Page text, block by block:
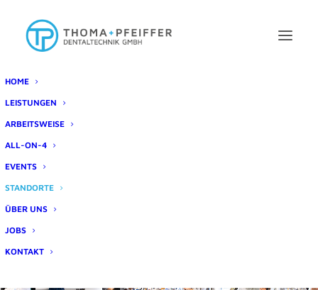
HOME
LEISTUNGEN
ARBEITSWEISE
ALL-ON-4
EVENTS
STANDORTE
ÜBER UNS
JOBS
KONTAKT
UNSERE STANDORTE